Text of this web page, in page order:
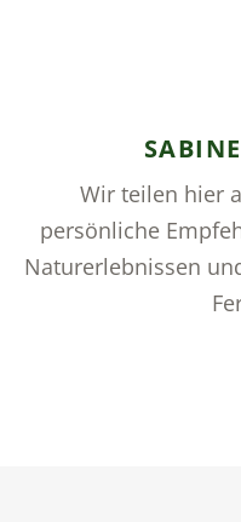
Wir teilen hier
persönliche
Naturerlebnissen